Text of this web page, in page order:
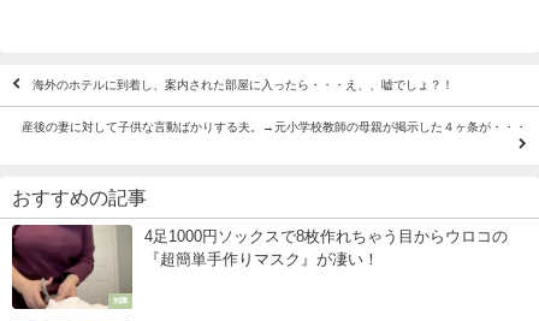
海外のホテルに到着し、案内された部屋に入ったら・・・え、、嘘でしょ？！
産後の妻に対して子供な言動ばかりする夫。→元小学校教師の母親が掲示した４ヶ条が・・・
おすすめの記事
知識
4足1000円ソックスで8枚作れちゃう目からウロコの
『超簡単手作りマスク』が凄い！